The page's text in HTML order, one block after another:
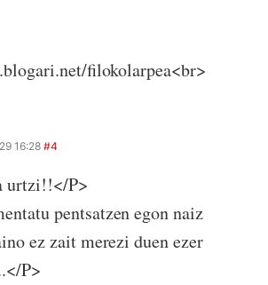
filokolarpea<br>
16:28 #4
urtzi!!</P>
pentsatzen egon naiz
ez zait merezi duen ezer
P>